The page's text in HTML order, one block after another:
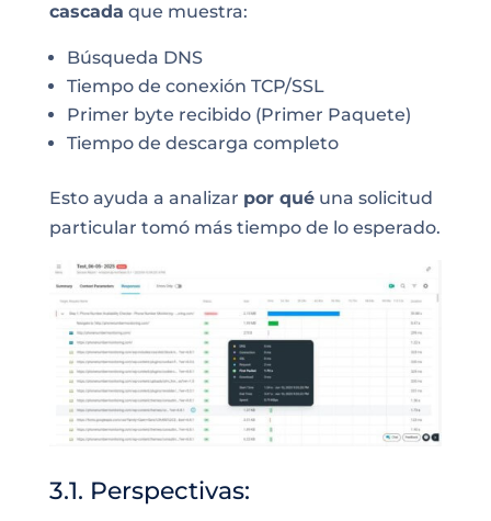
cascada que muestra:
Búsqueda DNS
Tiempo de conexión TCP/SSL
Primer byte recibido (Primer Paquete)
Tiempo de descarga completo
Esto ayuda a analizar por quéuna solicitud
particular tomó más tiempo de lo esperado.
3.1. Perspectivas: